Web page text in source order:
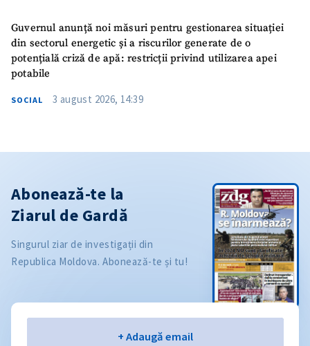
Guvernul anunță noi măsuri pentru gestionarea situației
din sectorul energetic și a riscurilor generate de o
potențială criză de apă: restricții privind utilizarea apei
potabile
SOCIAL 3 august 2026, 14:39
Abonează-te la
Ziarul de Gardă
Singurul ziar de investigații din
Republica Moldova. Abonează-te și tu!
+ Adaugă email